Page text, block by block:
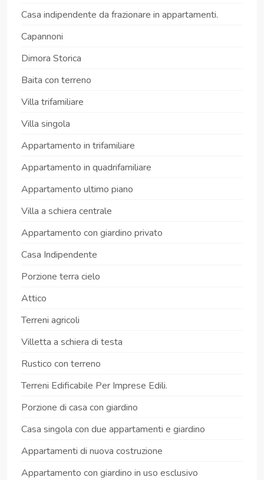
Casa indipendente da frazionare in appartamenti.
Capannoni
Dimora Storica
Baita con terreno
Villa trifamiliare
Villa singola
Appartamento in trifamiliare
Appartamento in quadrifamiliare
Appartamento ultimo piano
Villa a schiera centrale
Appartamento con giardino privato
Casa Indipendente
Porzione terra cielo
Attico
Terreni agricoli
Villetta a schiera di testa
Rustico con terreno
Terreni Edificabile Per Imprese Edili.
Porzione di casa con giardino
Casa singola con due appartamenti e giardino
Appartamenti di nuova costruzione
Appartamento con giardino in uso esclusivo